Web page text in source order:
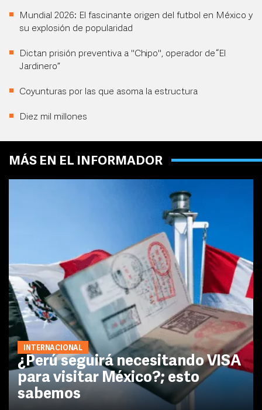
Mundial 2026: El fascinante origen del futbol en México y
su explosión de popularidad
Dictan prisión preventiva a "Chipo", operador de “El
Jardinero”
Coyunturas por las que asoma la estructura
Diez mil millones
MÁS EN EL INFORMADOR
INTERNACIONAL
¿Perú seguirá necesitando VISA
para visitar México?; esto
sabemos